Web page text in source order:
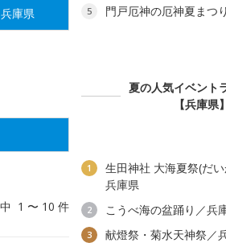
兵庫県
1 〜 10 件
5
門戸厄神の厄神夏まつ
夏の人気イベント
【兵庫県】
1
生田神社 大海夏祭(だ
兵庫県
2 こうべ海の盆踊り／兵
3 献燈祭・菊水天神祭／